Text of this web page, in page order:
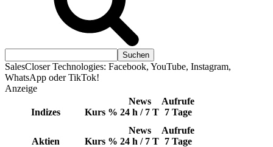
SalesCloser Technologies: Facebook, YouTube, Instagram,
WhatsApp oder TikTok!
Anzeige
Indizes Kurs %
News
24 h / 7 T
Aufrufe
7 Tage
Aktien Kurs %
News
24 h / 7 T
Aufrufe
7 Tage